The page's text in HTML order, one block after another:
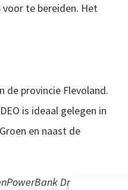
te bereiden. Het
de provincie Flevoland.
is ideaal gelegen in
en naast de
Dronten